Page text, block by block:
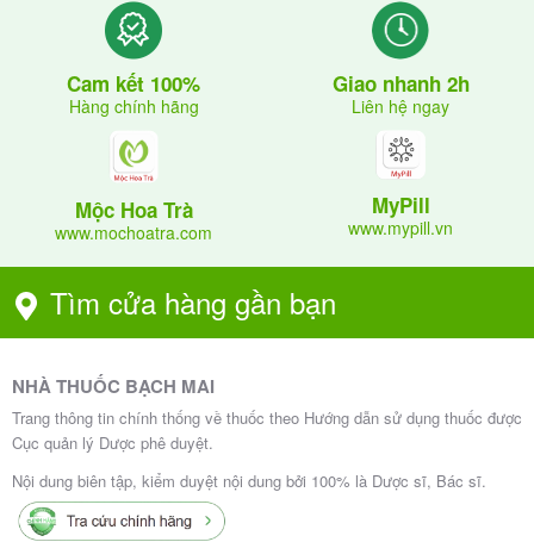
Cam kết 100%
Hàng chính hãng
Giao nhanh 2h
Liên hệ ngay
Mộc Hoa Trà
www.mochoatra.com
MyPill
www.mypill.vn
Tìm cửa hàng gần bạn
NHÀ THUỐC BẠCH MAI
Trang thông tin chính thống về thuốc theo Hướng dẫn sử dụng thuốc được
Cục quản lý Dược phê duyệt.
Nội dung biên tập, kiểm duyệt nội dung bởi 100% là Dược sĩ, Bác sĩ.